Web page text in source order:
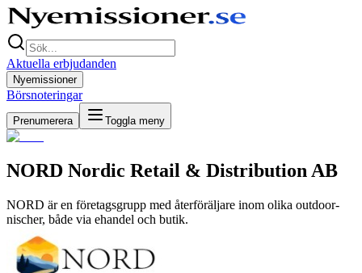
Aktuella erbjudanden
Nyemissioner
Börsnoteringar
Prenumerera Toggla meny
NORD Nordic Retail & Distribution AB
NORD är en företagsgrupp med återföräljare inom olika outdoor-
nischer, både via ehandel och butik.